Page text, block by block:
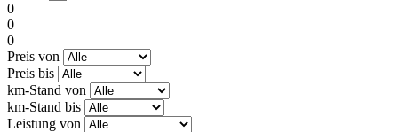
0
0
0
Preis von
Preis bis
km-Stand von
km-Stand bis
Leistung von